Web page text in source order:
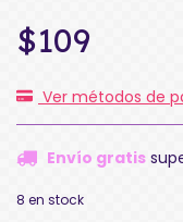
$109
Ver métodos de
Envío gratis
8 en stock